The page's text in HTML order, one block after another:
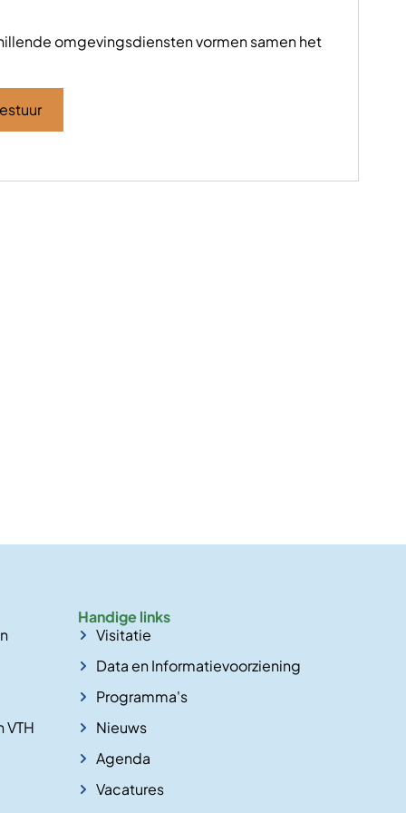
omgevingsdiensten vormen samen het
Handige links
Visitatie
Data en Informatievoorziening
Programma's
Nieuws
Agenda
Vacatures